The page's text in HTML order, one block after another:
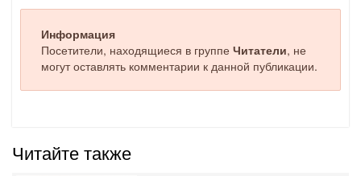
Информация
Посетители, находящиеся в группе Читатели, не
могут оставлять комментарии к данной публикации.
Читайте также